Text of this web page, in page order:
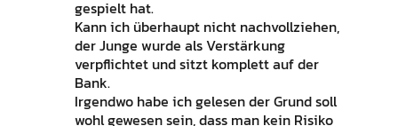
gespielt hat.
Kann ich überhaupt nicht nachvollziehen,
der Junge wurde als Verstärkung
verpflichtet und sitzt komplett auf der
Bank.
Irgendwo habe ich gelesen der Grund soll
wohl gewesen sein, dass man kein Risiko